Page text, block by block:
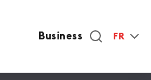
Business FR